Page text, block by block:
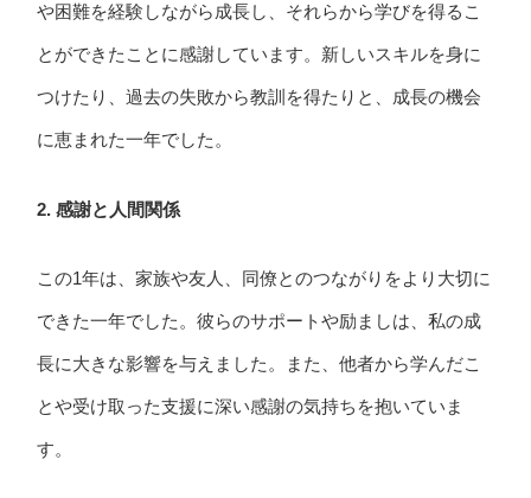
や困難を経験しながら成長し、それらから学びを得るこ
とができたことに感謝しています。新しいスキルを身に
つけたり、過去の失敗から教訓を得たりと、成長の機会
に恵まれた一年でした。
2. 感謝と人間関係
この1年は、家族や友人、同僚とのつながりをより大切に
できた一年でした。彼らのサポートや励ましは、私の成
長に大きな影響を与えました。また、他者から学んだこ
とや受け取った支援に深い感謝の気持ちを抱いていま
す。